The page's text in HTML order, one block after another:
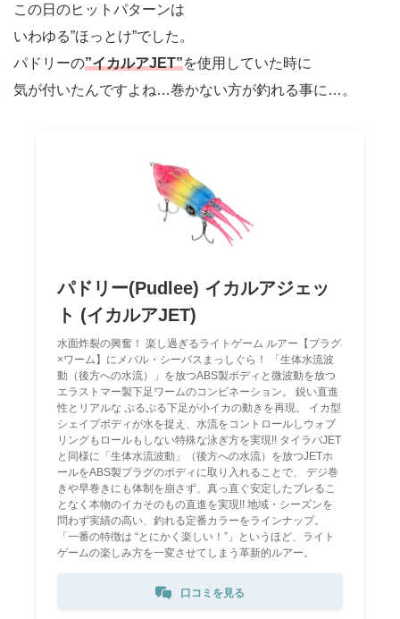
この日のヒットパターンは
いわゆる”ほっとけ”でした。
パドリーの”イカルアJET”を使用していた時に
気が付いたんですよね…巻かない方が釣れる事に…。
パドリー(Pudlee) イカルアジェッ
ト (イカルアJET)
水面炸裂の興奮！ 楽し過ぎるライトゲーム ルアー【プラグ
×ワーム】にメバル・シーバスまっしぐら！ 「生体水流波
動（後方への水流）」を放つABS製ボディと微波動を放つ
エラストマー製下足ワームのコンビネーション。 鋭い直進
性とリアルな ぷるぷる下足が小イカの動きを再現。 イカ型
シェイプボディが水を捉え、水流をコントロールしウォブ
リングもロールもしない特殊な泳ぎ方を実現!! タイラバJET
と同様に「生体水流波動」（後方への水流）を放つJETホ
ールをABS製プラグのボディに取り入れることで、 デジ巻
きや早巻きにも体制を崩さず、真っ直ぐ安定したブレるこ
となく本物のイカそのもの直進を実現!! 地域・シーズンを
問わず実績の高い、釣れる定番カラーをラインナップ。
「一番の特徴は “とにかく楽しい！”」というほど、ライト
ゲームの楽しみ方を一変させてしまう革新的ルアー。
口コミを見る